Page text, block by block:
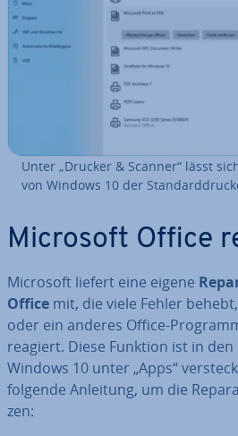
Unter „Drucker & Scanner“ lässt
von Windows 10 der
Microsoft Office
Microsoft liefert eine eigene
Office mit, die viele Fehler
oder ein anderes Office-
reagiert. Diese Funktion ist in
Windows 10 unter „Apps“
folgende Anleitung, um die
zen: